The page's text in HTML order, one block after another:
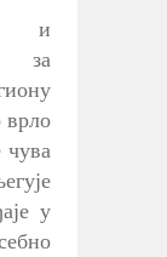
и
за
врло
у